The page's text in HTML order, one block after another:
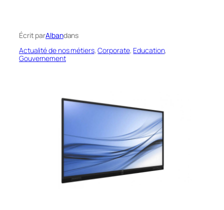
Écrit parAlbandans
Actualité de nos métiers, Corporate, Education
Gouvernement